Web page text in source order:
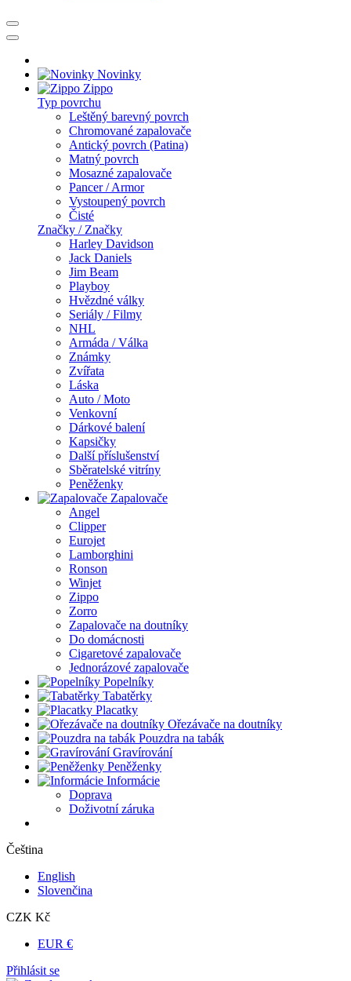
Novinky
Zippo
Typ povrchu
Leštěný barevný povrch
Chromované zapalovače
Antický povrch (Patina)
Matný povrch
Mosazné zapalovače
Pancer / Armor
Vystoupený povrch
Čisté
Značky / Značky
Harley Davidson
Jack Daniels
Jim Beam
Playboy
Hvězdné války
Seriály / Filmy
NHL
Armáda / Válka
Známky
Zvířata
Láska
Auto / Moto
Venkovní
Dárkové balení
Kapsičky
Další příslušenství
Sběratelské vitríny
Peněženky
Zapalovače
Angel
Clipper
Eurojet
Lamborghini
Ronson
Winjet
Zippo
Zorro
Zapalovače na doutníky
Do domácnosti
Cigaretové zapalovače
Jednorázové zapalovače
Popelníky
Tabatěrky
Placatky
Ořezávače na doutníky
Pouzdra na tabák
Gravírování
Peněženky
Informácie
Doprava
Doživotní záruka
Čeština
English
Slovenčina
CZK Kč
EUR €
Přihlásit se